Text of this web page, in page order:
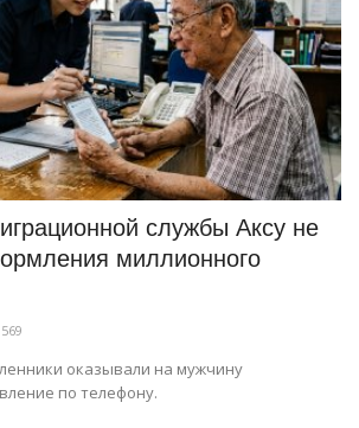
службы Аксу не
миллионного
569
оказывали на мужчину
по телефону.